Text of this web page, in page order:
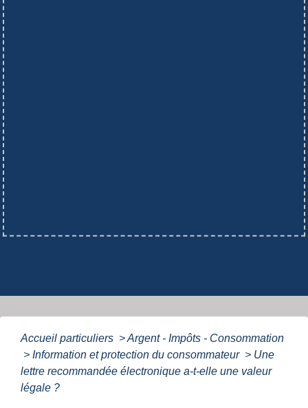
Accueil particuliers >Argent - Impôts - Consommation
> Information et protection du consommateur > Une
lettre recommandée électronique a-t-elle une valeur
légale ?